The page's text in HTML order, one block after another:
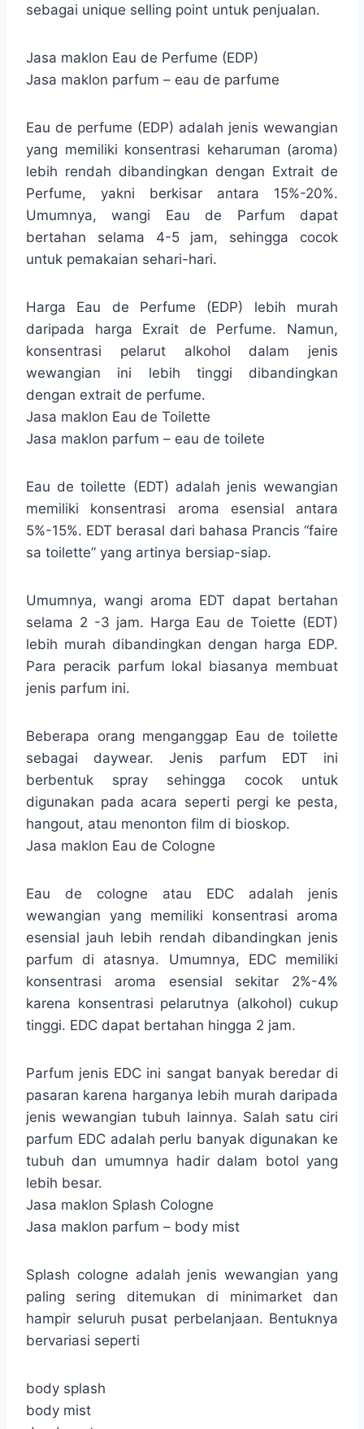
sebagai unique selling point untuk penjualan.
Jasa maklon Eau de Perfume (EDP)
Jasa maklon parfum – eau de parfume
Eau de perfume (EDP) adalah jenis wewangian
yang memiliki konsentrasi keharuman (aroma)
lebih rendah dibandingkan dengan Extrait de
Perfume, yakni berkisar antara 15%-20%.
Umumnya, wangi Eau de Parfum dapat
bertahan selama 4-5 jam, sehingga cocok
untuk pemakaian sehari-hari.
Harga Eau de Perfume (EDP) lebih murah
daripada harga Exrait de Perfume. Namun,
konsentrasi pelarut alkohol dalam jenis
wewangian ini lebih tinggi dibandingkan
dengan extrait de perfume.
Jasa maklon Eau de Toilette
Jasa maklon parfum – eau de toilete
Eau de toilette (EDT) adalah jenis wewangian
memiliki konsentrasi aroma esensial antara
5%-15%. EDT berasal dari bahasa Prancis “faire
sa toilette” yang artinya bersiap-siap.
Umumnya, wangi aroma EDT dapat bertahan
selama 2 -3 jam. Harga Eau de Toiette (EDT)
lebih murah dibandingkan dengan harga EDP.
Para peracik parfum lokal biasanya membuat
jenis parfum ini.
Beberapa orang menganggap Eau de toilette
sebagai daywear. Jenis parfum EDT ini
berbentuk spray sehingga cocok untuk
digunakan pada acara seperti pergi ke pesta,
hangout, atau menonton film di bioskop.
Jasa maklon Eau de Cologne
Eau de cologne atau EDC adalah jenis
wewangian yang memiliki konsentrasi aroma
esensial jauh lebih rendah dibandingkan jenis
parfum di atasnya. Umumnya, EDC memiliki
konsentrasi aroma esensial sekitar 2%-4%
karena konsentrasi pelarutnya (alkohol) cukup
tinggi. EDC dapat bertahan hingga 2 jam.
Parfum jenis EDC ini sangat banyak beredar di
pasaran karena harganya lebih murah daripada
jenis wewangian tubuh lainnya. Salah satu ciri
parfum EDC adalah perlu banyak digunakan ke
tubuh dan umumnya hadir dalam botol yang
lebih besar.
Jasa maklon Splash Cologne
Jasa maklon parfum – body mist
Splash cologne adalah jenis wewangian yang
paling sering ditemukan di minimarket dan
hampir seluruh pusat perbelanjaan. Bentuknya
bervariasi seperti
body splash
body mist